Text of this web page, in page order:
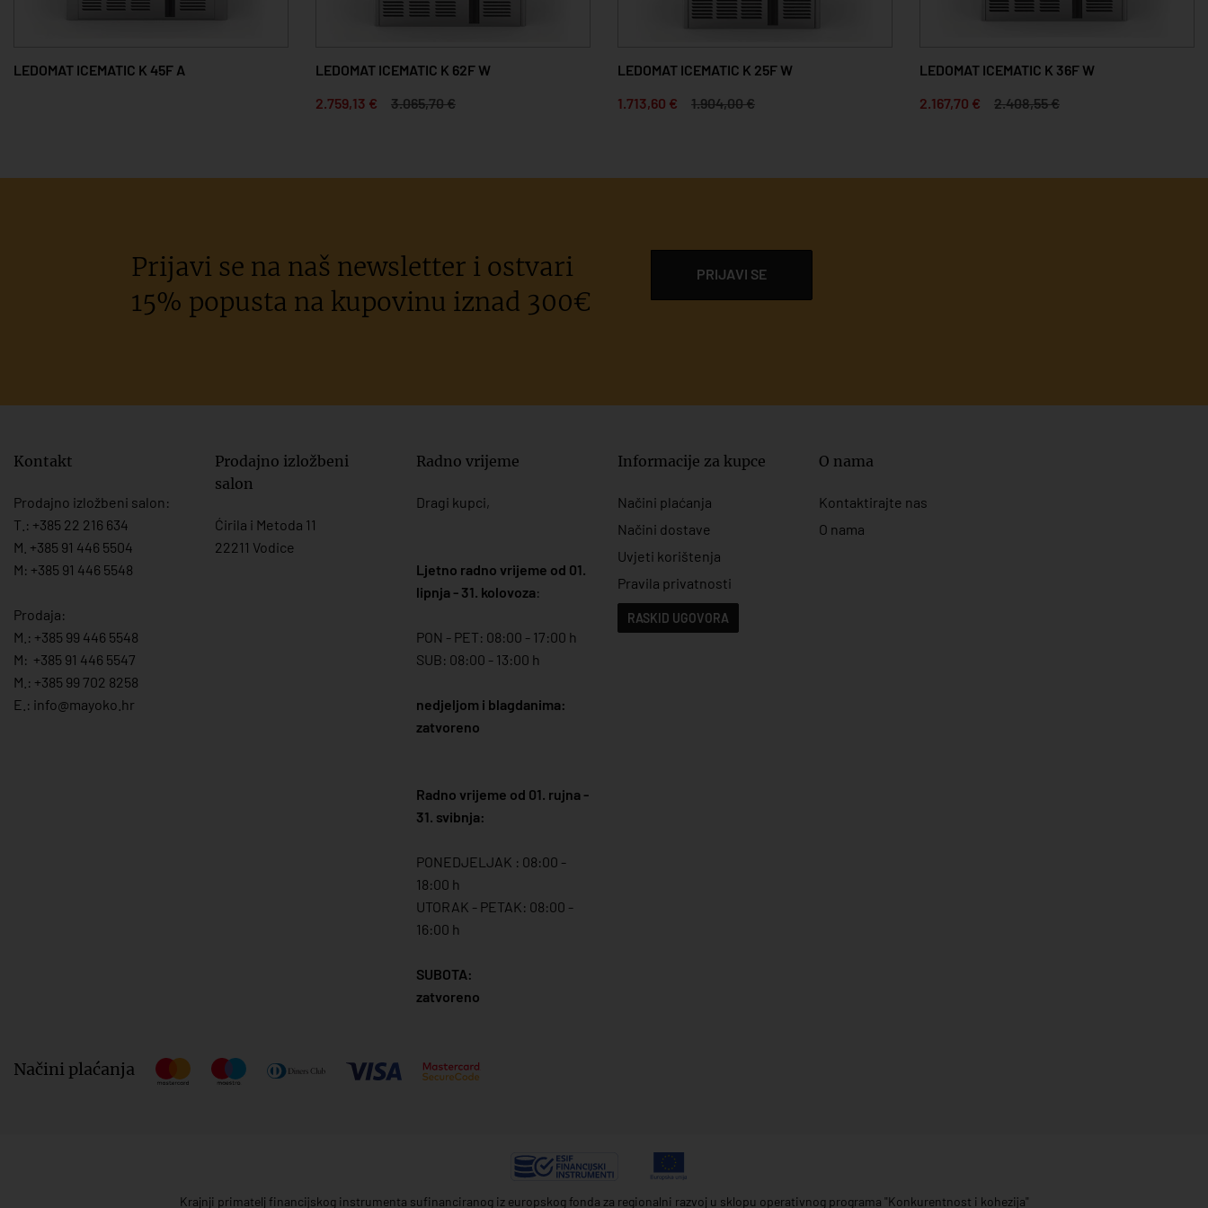
LEDOMAT ICEMATIC K 45F A
LEDOMAT ICEMATIC K 62F W
2.759,13 €
3.065,70 €
LEDOMAT ICEMATIC K 25F W
1.713,60 €
1.904,00 €
LEDOMAT ICEMATIC K 36F W
2.167,70 €
2.408,55 €
Prijavi se na naš newsletter i ostvari
15% popusta na kupovinu iznad 300€
PRIJAVI SE
Kontakt
Prodajno izložbeni salon:
T.: +385 22 216 634
M. +385 91 446 5504
M: +385 91 446 5548
Prodaja:
M.: +385 99 446 5548
M: +385 91 446 5547
M.: +385 99 702 8258
E.: info@mayoko. hr
Prodajno izložbeni
salon
Ćirila i Metoda 11
22211 Vodice
Radno vrijeme
Dragi kupci,
Ljetno radno vrijeme od 01.
lipnja - 31. kolovoza:
PON - PET: 08:00 - 17:00 h
SUB: 08:00 - 13:00 h
nedjeljom i blagdanima:
zatvoreno
Radno vrijeme od 01. rujna -
31. svibnja:
PONEDJELJAK : 08:00 -
18:00 h
UTORAK - PETAK: 08:00 -
16:00 h
SUBOTA:
zatvoreno
Informacije za kupce
Načini plaćanja
Načini dostave
Uvjeti korištenja
Pravila privatnosti
RASKID UGOVORA
O nama
Kontaktirajte nas
O nama
Načini plaćanja
Krajnji primatelj financijskog instrumenta sufinanciranog iz europskog fonda za regionalni razvoj u sklopu operativnog programa "Konkurentnost i kohezija"